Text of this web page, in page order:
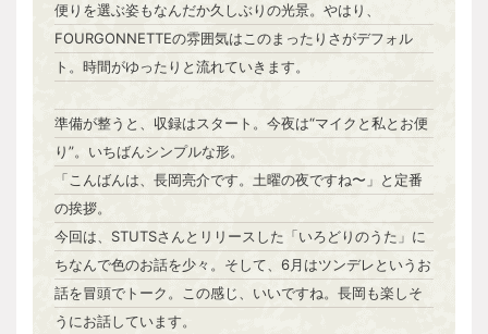
便りを選ぶ姿もなんだか久しぶりの光景。やはり、
FOURGONNETTEの雰囲気はこのまったりさがデフォル
ト。時間がゆったりと流れていきます。
準備が整うと、収録はスタート。今夜は“マイクと私とお便
り”。いちばんシンプルな形。
「こんばんは、長岡亮介です。土曜の夜ですね〜」と定番
の挨拶。
今回は、STUTSさんとリリースした「いろどりのうた」に
ちなんで色のお話を少々。そして、6月はツンデレというお
話を冒頭でトーク。この感じ、いいですね。長岡も楽しそ
うにお話しています。